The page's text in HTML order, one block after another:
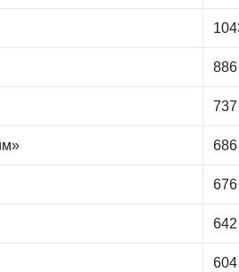
886
737
686
676
642
604